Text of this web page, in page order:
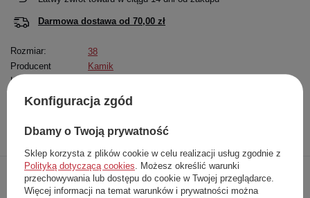
Darmowa dostawa od 70,00 zł
Rozmiar:
38
Producent
Kamik
Kod produktu
Opis
Dokładne
Zapytaj o
Sandały dziecięce markiPrimigi
Konfiguracja zgód
Dbamy o Twoją prywatność
Sklep korzysta z plików cookie w celu realizacji usług zgodnie z
Polityką dotyczącą cookies . Możesz określić warunki
przechowywania lub dostępu do cookie w Twojej przeglądarce.
Więcej informacji na temat warunków i prywatności można